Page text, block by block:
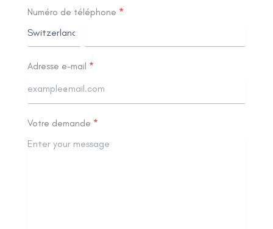
Numéro de téléphone
Adresse e-mail
Votre demande